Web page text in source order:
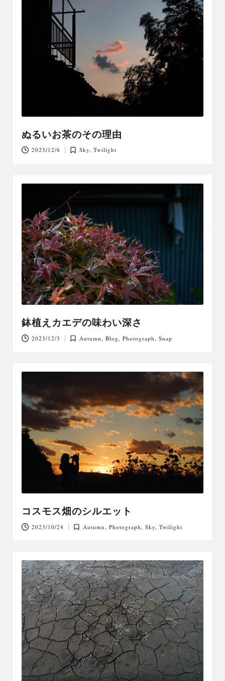
ぬるいお茶のその理由
2023/12/6
Posted
Sky,Twilight
鉢植えカエデの味わい深さ
2023/12/3
Posted
Autumn,Blog,Photograph,Snap
コスモス畑のシルエット
2023/10/24
Posted
Autumn ,Photograph ,Sky ,Twilight